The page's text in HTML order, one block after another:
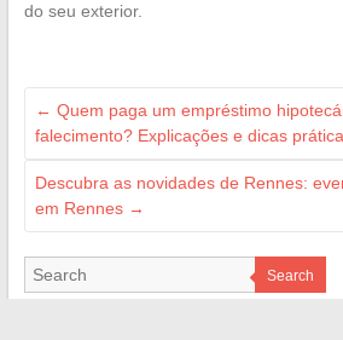
do seu exterior.
← Quem paga um empréstimo
falecimento? Explicações e dicas
Descubra as novidades de Rennes:
em Rennes →
Search